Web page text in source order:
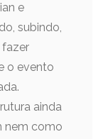
e
subindo,
fazer
o evento
ainda
nem como